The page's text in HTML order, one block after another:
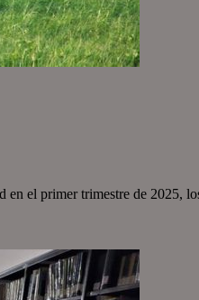
en el primer trimestre de 2025,